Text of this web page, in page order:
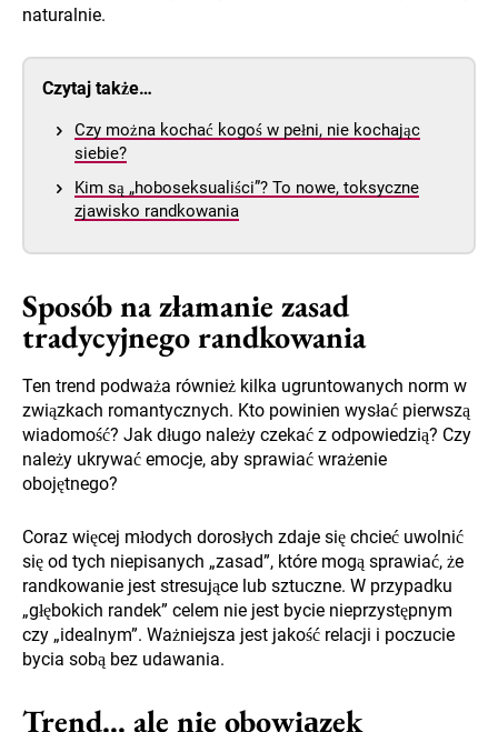
naturalnie.
Czytaj także…
Czy można kochać kogoś w pełni, nie kochając
siebie?
Kim są „hoboseksualiści”? To nowe, toksyczne
zjawisko randkowania
Sposób na złamanie zasad
tradycyjnego randkowania
Ten trend podważa również kilka ugruntowanych norm w
związkach romantycznych. Kto powinien wysłać pierwszą
wiadomość? Jak długo należy czekać z odpowiedzią? Czy
należy ukrywać emocje, aby sprawiać wrażenie
obojętnego?
Coraz więcej młodych dorosłych zdaje się chcieć uwolnić
się od tych niepisanych „zasad”, które mogą sprawiać, że
randkowanie jest stresujące lub sztuczne. W przypadku
„głębokich randek” celem nie jest bycie nieprzystępnym
czy „idealnym”. Ważniejsza jest jakość relacji i poczucie
bycia sobą bez udawania.
Trend… ale nie obowiązek